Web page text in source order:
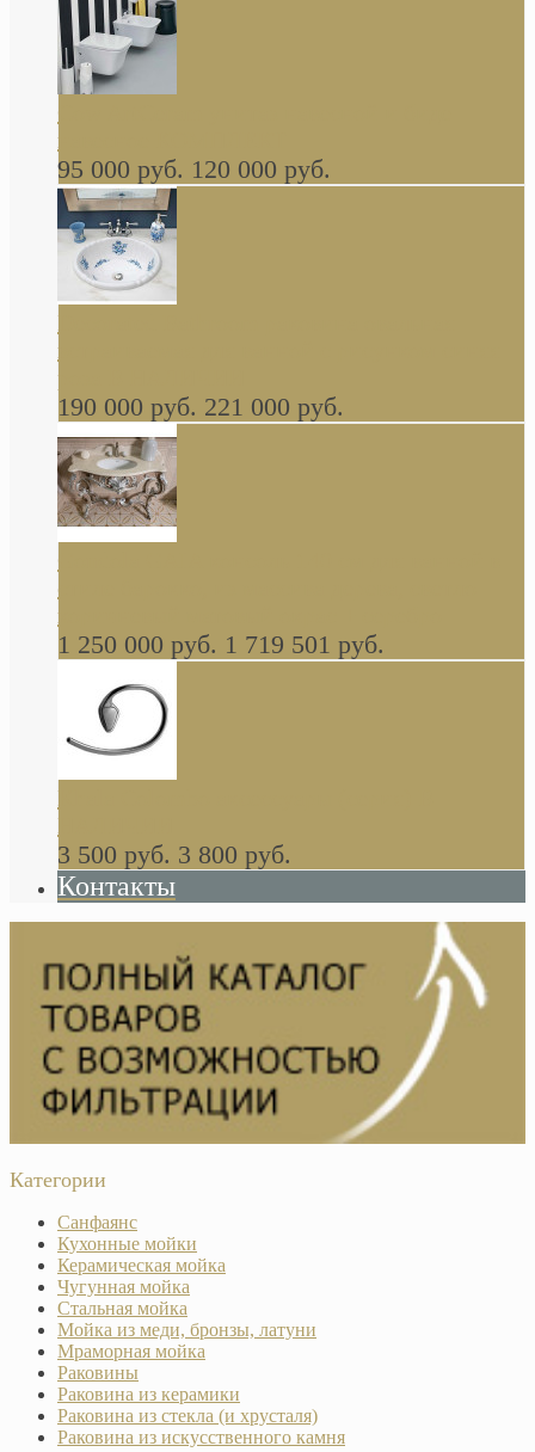
навесное КОМПЛЕКТ
95 000 руб. 120 000 руб.
Decorated Bathroom раковина овальная
встраиваемая для ванной с рисунком синяя
роза В НАЛИЧИИ
190 000 руб. 221 000 руб.
стиле барокко, из массива дерева, светло
коричневый матовый окрас + серебро
1 250 000 руб. 1 719 501 руб.
Khala Colombo аксессуары (серия) В
НАЛИЧИИ
3 500 руб. 3 800 руб.
Контакты
Категории
Санфаянс
Кухонные мойки
Керамическая мойка
Чугунная мойка
Стальная мойка
Мойка из меди, бронзы, латуни
Мраморная мойка
Раковины
Раковина из керамики
Раковина из стекла (и хрусталя)
Раковина из искусственного камня